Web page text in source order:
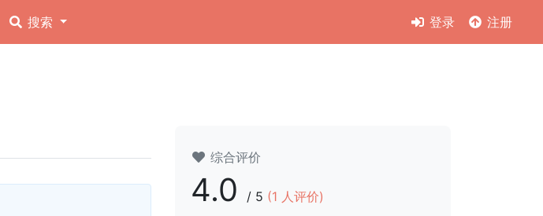
搜索 登录 注册
综合评价
4.0 / 5 (1 人评价)